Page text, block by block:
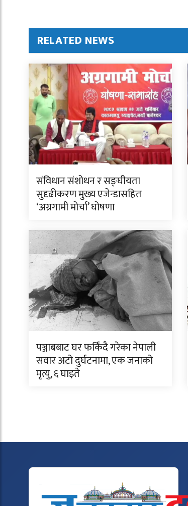
RELATED NEWS
संविधान संशोधन र सङ्घीयता
सुदृढीकरण मुख्य एजेन्डासहित
‘अग्रगामी मोर्चा’ घोषणा
पञ्जाबबाट घर फर्किंदै गरेका नेपाली
सवार अटो दुर्घटनामा, एक जनाको
मृत्यु, ६ घाइते